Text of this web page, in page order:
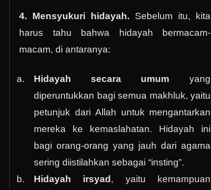
4. Mensyukuri hidayah. Sebelum itu, kita
harus tahu bahwa hidayah bermacam-
macam, di antaranya:
Hidayah secara umum yang
diperuntukkan bagi semua makhluk, yaitu
petunjuk dari Allah untuk mengantarkan
mereka ke kemaslahatan. Hidayah ini
bagi orang-orang yang jauh dari agama
sering diistilahkan sebagai “insting”.
Hidayah irsyad , yaitu kemampuan